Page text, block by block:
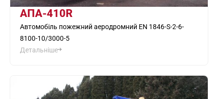
АПА-410R
Автомобіль пожежний аеродромний EN 1846-S-2-6-
8100-10/3000-5
Детальніше